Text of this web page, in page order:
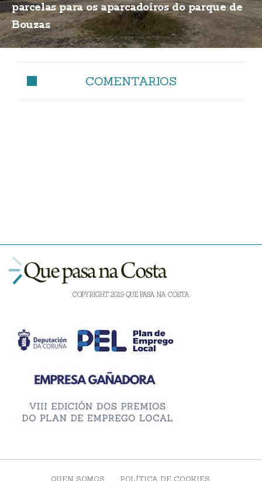
parcelas para os aparcadoiros do parque de
Bouzas
COMENTARIOS
COPYRIGHT 2019 QUE PASA NA COSTA
QUEN SOMOS POLÍTICA DE COOKIES